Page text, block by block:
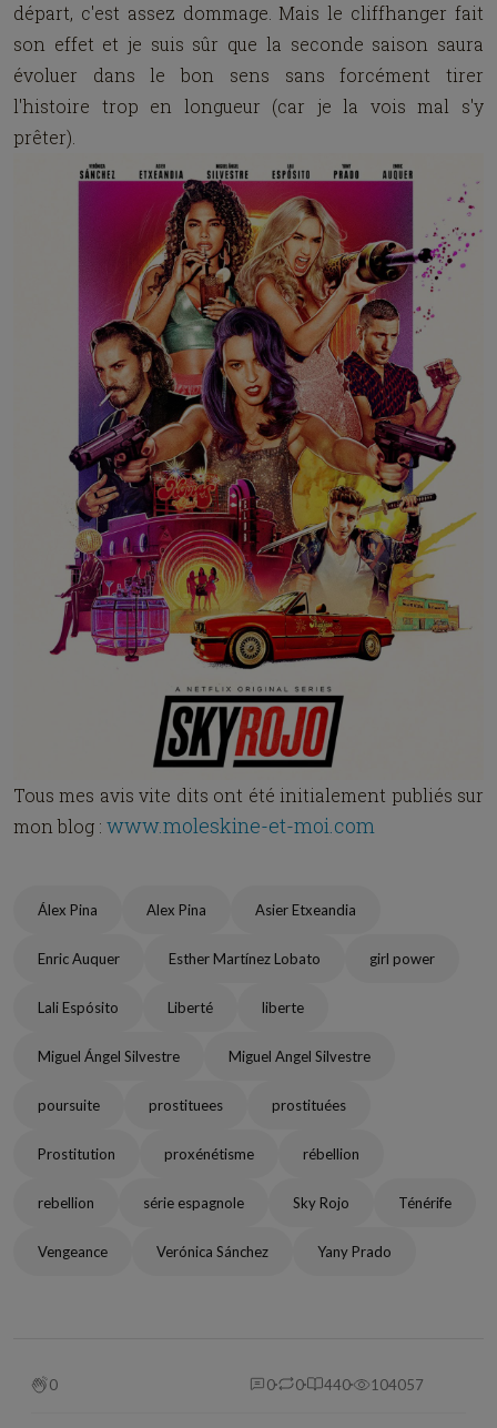
départ, c'est assez dommage. Mais le cliffhanger fait
son effet et je suis sûr que la seconde saison saura
évoluer dans le bon sens sans forcément tirer
l'histoire trop en longueur (car je la vois mal s'y
prêter).
Tous mes avis vite dits ont été initialement publiés sur
mon blog : www.moleskine-et-moi.com
Álex Pina Alex Pina Asier Etxeandia
Enric Auquer Esther Martínez Lobato girl power
Lali Espósito Liberté liberte
Miguel Ángel Silvestre Miguel Angel Silvestre
poursuite prostituees prostituées
Prostitution proxénétisme rébellion
rebellion série espagnole Sky Rojo Ténérife
Vengeance Verónica Sánchez Yany Prado
0 0 0 440 104057